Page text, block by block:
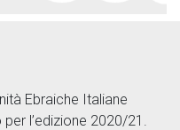
Ebraiche Italiane
l’edizione 2020/21.